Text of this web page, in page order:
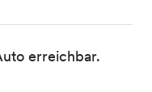
erreichbar.